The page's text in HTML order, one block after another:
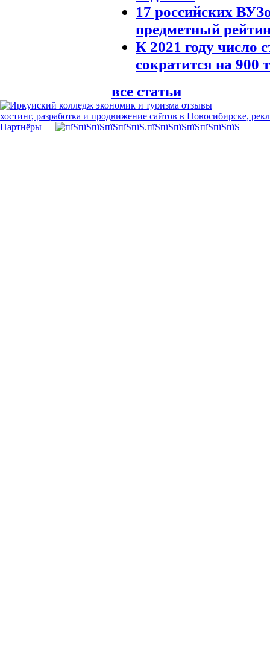
17 российских
предметный
К 2021 году число
сократится на 900
все статьи
хостинг, разработка и продвижение сайтов в Новосибирске,
Партнёры